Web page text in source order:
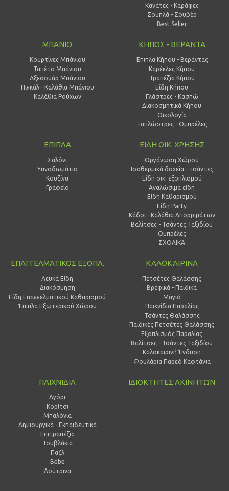
Κανάτες - Καράφες
Σουπλά - Σουβέρ
Best Seller
ΜΠΑΝΙΟ
Κουρτίνες Μπάνιου
Ταπέτο Μπάνιου
Αξεσουάρ Μπάνιου
Πιγκάλ - Καλάθια Μπάνιου
Καλάθια Ρούχων
ΚΗΠΟΣ - ΒΕΡΑΝΤΑ
Έπιπλα Κήπου - Βεράντας
Καρέκλες Κήπου
Τραπέζια Κήπου
Είδη Κήπου
Γλάστρες - Κασπώ
Διακοσμητικά Κήπου
Οικολογία
Ξαπλώστρες - Ομπρέλες
ΕΠΙΠΛΑ
Σαλόνι
Υπνοδωμάτιο
Κουζίνα
Γραφείο
ΕΙΔΗ ΟΙΚ. ΧΡΗΣΗΣ
Οργάνωση Χώρου
Ισοθερμικά δοχεία - τσάντες
Είδη οικ. εξοπλισμού
Αναλώσιμα είδη
Είδη Καθαρισμού
Είδη Party
Κάδοι - Καλάθια Απορριμάτων
Βαλίτσες - Τσάντες Ταξιδίου
Ομπρέλες
ΣΧΟΛΙΚΑ
ΕΠΑΓΓΕΛΜΑΤΙΚΟΣ ΕΞΟΠΛ.
Λευκά Είδη
Διακόσμηση
Είδη Επαγγελματικού Καθαρισμού
Έπιπλα Εξωτερικού Χώρου
ΚΑΛΟΚΑΙΡΙΝΑ
Πετσέτες Θαλάσσης
Βρεφικά - Παιδικά
Μαγιό
Παιχνίδια Παραλίας
Τσάντες Θαλάσσης
Παιδικές Πετσέτες Θαλάσσης
Εξοπλισμός Παραλίας
Βαλίτσες - Τσάντες Ταξιδίου
Καλοκαιρινή Ένδυση
Φουλάρια Παρεό Καφτάνια
ΠΑΙΧΝΙΔΙΑ
Αγόρι
Κορίτσι
Μπαλόνια
Δημιουργικά - Εκπαιδευτικά
Επιτραπέζια
Τουβλάκια
Παζλ
Bebe
Λούτρινα
ΙΔΙΟΚΤΗΤΕΣ ΑΚΙΝΗΤΩΝ